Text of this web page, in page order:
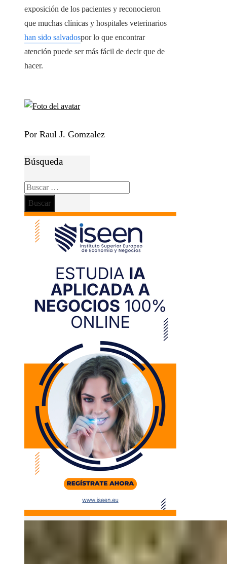
exposición de los pacientes y reconocieron
que muchas clínicas y hospitales veterinarios
han sido salvadospor lo que encontrar
atención puede ser más fácil de decir que de
hacer.
Por Raul J. Gomzalez
Búsqueda
Buscar: